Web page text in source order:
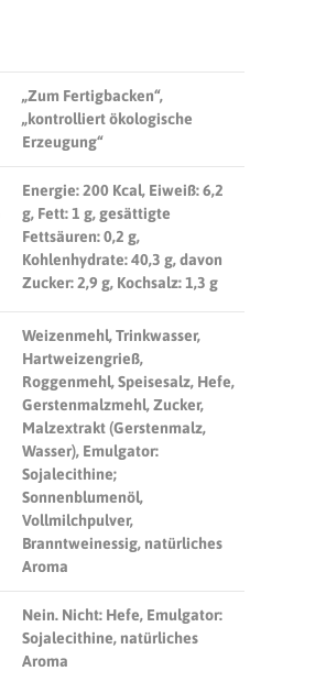
„Zum Fertigbacken“,
„kontrolliert ökologische
Erzeugung“
Energie: 200 Kcal, Eiweiß: 6,2
g, Fett: 1 g, gesättigte
Fettsäuren: 0,2 g,
Kohlenhydrate: 40,3 g, davon
Zucker: 2,9 g, Kochsalz: 1,3 g
Weizenmehl, Trinkwasser,
Hartweizengrieß,
Roggenmehl, Speisesalz, Hefe,
Gerstenmalzmehl, Zucker,
Malzextrakt (Gerstenmalz,
Wasser), Emulgator:
Sojalecithine;
Sonnenblumenöl,
Vollmilchpulver,
Branntweinessig, natürliches
Aroma
Nein. Nicht: Hefe, Emulgator:
Sojalecithine, natürliches
Aroma